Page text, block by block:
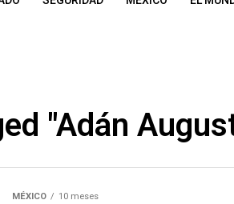
"Adán
MÉXICO 10 meses